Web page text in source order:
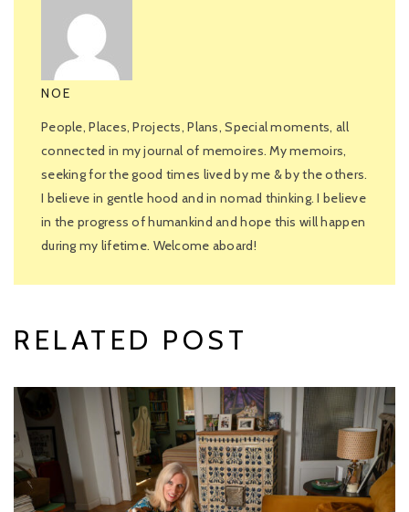
NOE
People, Places, Projects, Plans, Special moments, all
connected in my journal of memoires. My memoirs,
seeking for the good times lived by me & by the others.
I believe in gentle hood and in nomad thinking. I believe
in the progress of humankind and hope this will happen
during my lifetime. Welcome aboard!
RELATED POST